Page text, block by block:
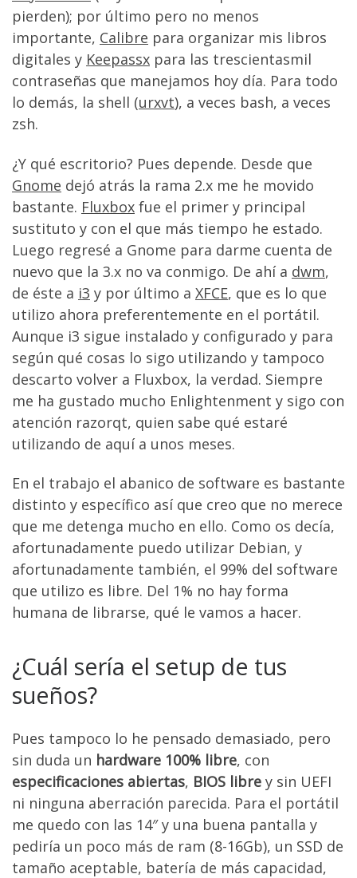
pierden); por último pero no menos
importante, Calibre para organizar mis libros
digitales y Keepassx para las trescientasmil
contraseñas que manejamos hoy día. Para todo
lo demás, la shell (urxvt), a veces bash, a veces
zsh.
¿Y qué escritorio? Pues depende. Desde que
Gnome dejó atrás la rama 2.x me he movido
bastante. Fluxbox fue el primer y principal
sustituto y con el que más tiempo he estado.
Luego regresé a Gnome para darme cuenta de
nuevo que la 3.x no va conmigo. De ahí a dwm,
de éste a i3 y por último a XFCE, que es lo que
utilizo ahora preferentemente en el portátil.
Aunque i3 sigue instalado y configurado y para
según qué cosas lo sigo utilizando y tampoco
descarto volver a Fluxbox, la verdad. Siempre
me ha gustado mucho Enlightenment y sigo con
atención razorqt, quien sabe qué estaré
utilizando de aquí a unos meses.
En el trabajo el abanico de software es bastante
distinto y específico así que creo que no merece
que me detenga mucho en ello. Como os decía,
afortunadamente puedo utilizar Debian, y
afortunadamente también, el 99% del software
que utilizo es libre. Del 1% no hay forma
humana de librarse, qué le vamos a hacer.
¿Cuál sería el setup de tus
sueños?
Pues tampoco lo he pensado demasiado, pero
sin duda un hardware 100% libre, con
especificaciones abiertas, BIOS libre y sin UEFI
ni ninguna aberración parecida. Para el portátil
me quedo con las 14″ y una buena pantalla y
pediría un poco más de ram (8-16Gb), un SSD de
tamaño aceptable, batería de más capacidad,